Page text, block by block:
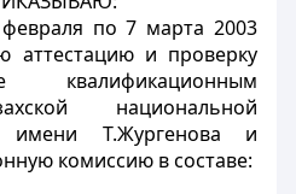
по 7 марта 2003
аттестацию и проверку
квалификационным
национальной
имени Т.Жургенова и
комиссию в составе: